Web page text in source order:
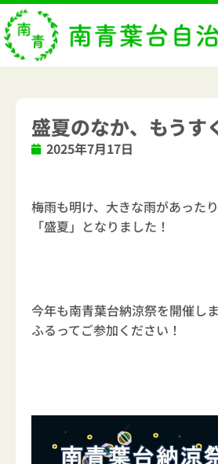
内
容
を
ス
盛夏のなか、もうす
2025年7月17日
梅雨も明け、大きな雨があった
「盛夏」となりました！
今年も南青葉台納涼祭を開催し
ふるってご参加ください！